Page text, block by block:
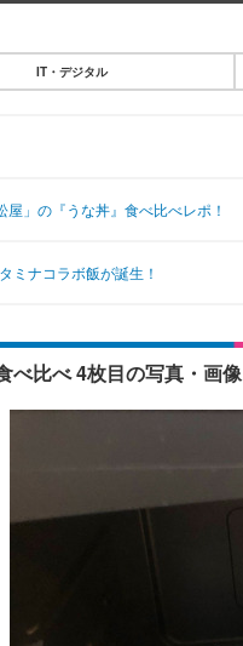
ング
IT・デジタル
」の『うな丼』食べ比べレポ！
ミナコラボ飯が誕生！
べ比べ 4枚目の写真・画像